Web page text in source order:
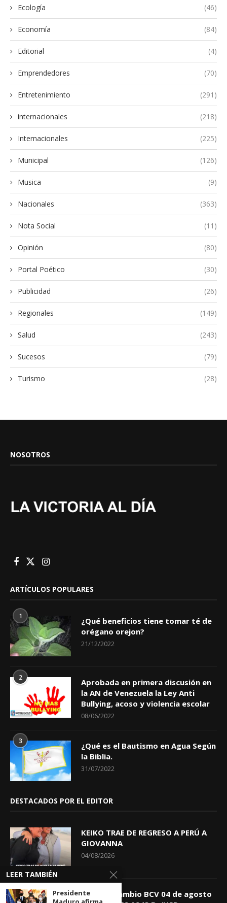
Ecología (46)
Economía (84)
Editorial (4)
Emprendedores (70)
Entretenimiento (291)
internacionales (218)
Internacionales (225)
Municipal (126)
Musica (9)
Nacionales (363)
Nota Social (11)
Opinión (80)
Portal Poético (30)
Publicidad (26)
Regionales (149)
Salud (243)
Sucesos (79)
Turismo (28)
NOSOTROS
ARTÍCULOS POPULARES
1
¿Qué beneficios tiene tomar té de
orégano orejon?
21/12/2022
2
Aprobada en primera discusión en
la AN de Venezuela la Ley Anti
Bullying, acoso y violencia escolar
08/06/2022
3
¿Qué es el Bautismo en Agua Según
la Biblia.
31/07/2022
DESTACADOS POR EL EDITOR
KEIKO TRAE DE REGRESO A PERÚ A
GIOVANNA
04/08/2026
Tasa de Cambio BCV 04 de agosto
LEER TAMBIÉN
Presidente